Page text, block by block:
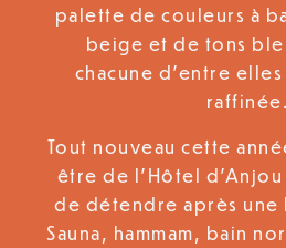
palette de couleurs à
beige et de tons
chacune d’entre
raffinée.
Tout nouveau cette
être de l’Hôtel
de détendre après
Sauna, hammam, bain